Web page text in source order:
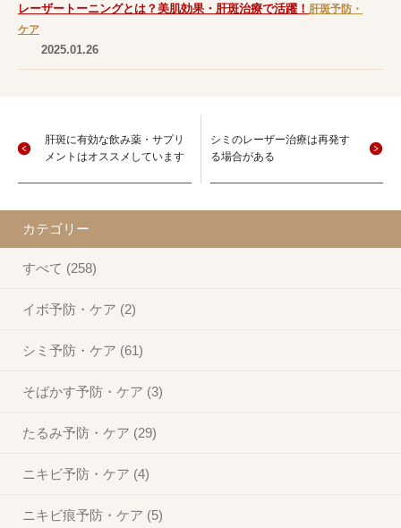
レーザートーニングとは？美肌効果・肝斑治療で活躍！ 肝斑予防・
ケア
2025.01.26
肝斑に有効な飲み薬・サプリ
メントはオススメしています
シミのレーザー治療は再発す
る場合がある
カテゴリー
すべて (258)
イボ予防・ケア (2)
シミ予防・ケア (61)
そばかす予防・ケア (3)
たるみ予防・ケア (29)
ニキビ予防・ケア (4)
ニキビ痕予防・ケア (5)